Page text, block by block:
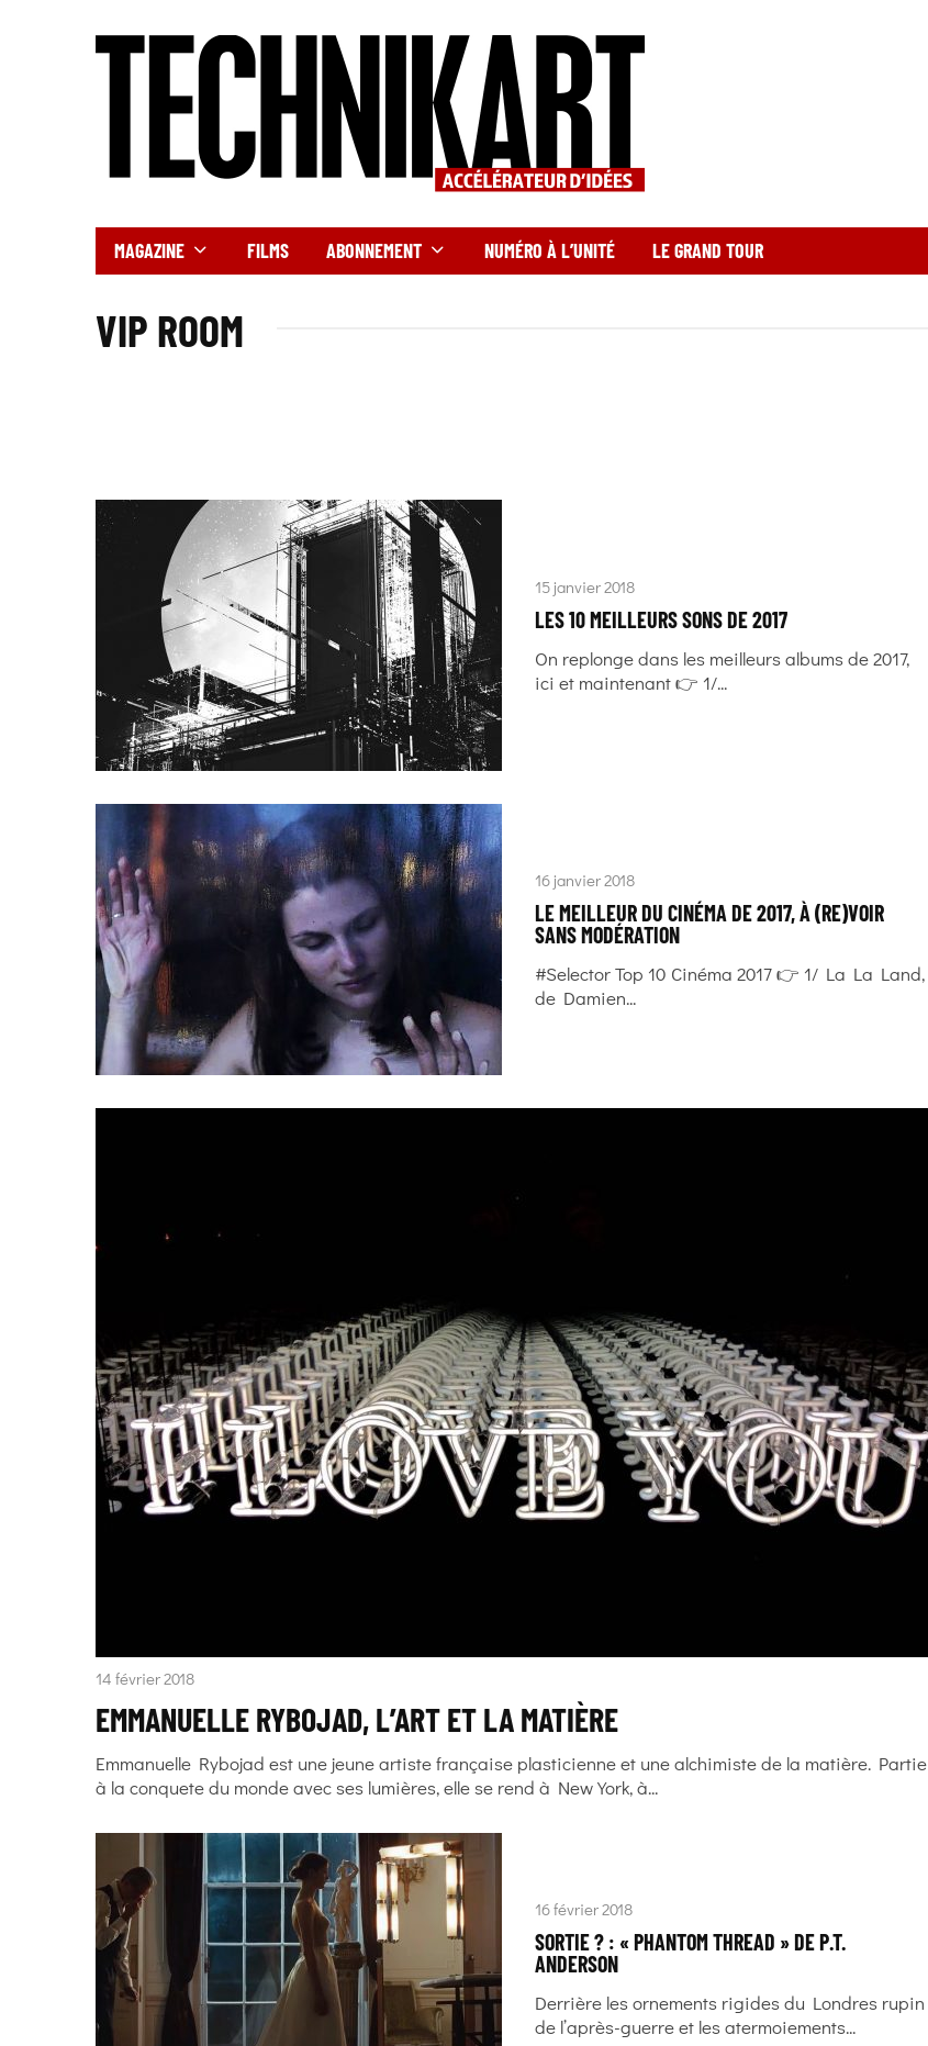
MAGAZINE FILMS ABONNEMENT NUMÉRO À L’UNITÉ LE GRAND TOUR
VIP ROOM
15 janvier 2018
LES 10 MEILLEURS SONS DE 2017
On replonge dans les meilleurs albums de 2017,
ici et maintenant 👉 1/...
16 janvier 2018
LE MEILLEUR DU CINÉMA DE 2017, À (RE)VOIR
SANS MODÉRATION
#Selector Top 10 Cinéma 2017 👉 1/ La La Land,
de Damien...
14 février 2018
EMMANUELLE RYBOJAD, L’ART ET LA MATIÈRE
Emmanuelle Rybojad est une jeune artiste française plasticienne et une alchimiste de la matière. Partie
à la conquete du monde avec ses lumières, elle se rend à New York, à...
16 février 2018
SORTIE ? : « PHANTOM THREAD » DE P.T.
ANDERSON
Derrière les ornements rigides du Londres rupin
de l’après-guerre et les atermoiements...